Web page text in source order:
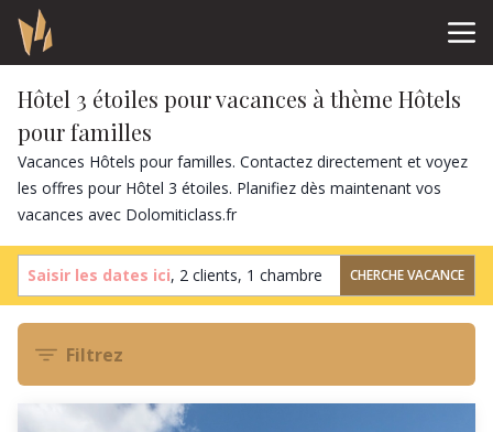
Hôtel 3 étoiles pour vacances à thème Hôtels
pour familles
Vacances Hôtels pour familles. Contactez directement et voyez
les offres pour Hôtel 3 étoiles. Planifiez dès maintenant vos
vacances avec Dolomiticlass.fr
Saisir les dates ici, 2 clients, 1 chambre CHERCHE VACANCE
Filtrez